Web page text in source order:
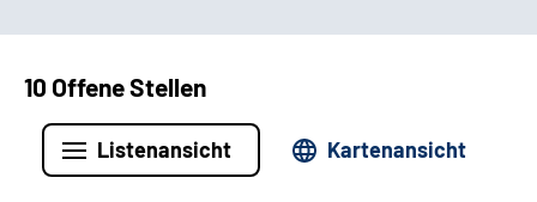
10 Offene Stellen
Listenansicht Kartenansicht